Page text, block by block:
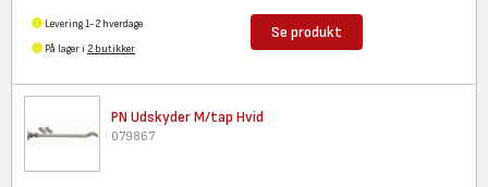
Levering 1-2 hverdage
På lager i 2 butikker
Se produkt
PN Udskyder M/tap Hvid
079867